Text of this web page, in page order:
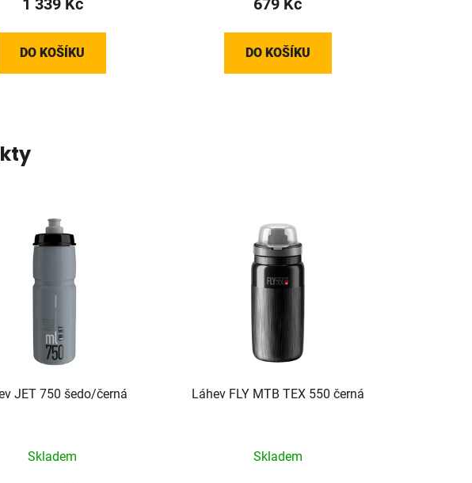
1 339 Kč
DO KOŠÍKU
679 Kč
DO KOŠÍKU
JET 750 šedo/černá
Skladem
Láhev FLY MTB TEX 550 černá
Skladem